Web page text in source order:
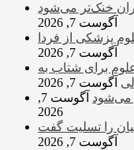
خنک‌تر می‌شود
آگوست 7, 2026
پزشکی از فردا
آگوست 7, 2026
برای شتاب به
آگوست 7, 2026
می‌شود
آگوست 7,
2026
را تسلیت گفت
آگوست 7, 2026